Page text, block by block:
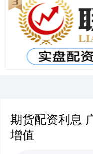
期货配资利息
增值